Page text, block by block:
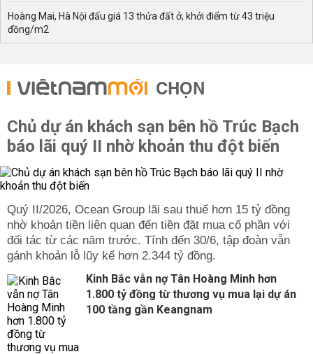
Hoàng Mai, Hà Nội đấu giá 13 thửa đất ở, khởi điểm từ 43 triệu
đồng/m2
CHỌN
Chủ dự án khách sạn bên hồ Trúc Bạch
báo lãi quý II nhờ khoản thu đột biến
Quý II/2026, Ocean Group lãi sau thuế hơn 15 tỷ đồng
nhờ khoản tiền liên quan đến tiền đặt mua cổ phần với
đối tác từ các năm trước. Tính đến 30/6, tập đoàn vẫn
gánh khoản lỗ lũy kế hơn 2.344 tỷ đồng.
Kinh Bắc vẫn nợ Tân Hoàng Minh hơn
1.800 tỷ đồng từ thương vụ mua lại dự án
100 tầng gần Keangnam